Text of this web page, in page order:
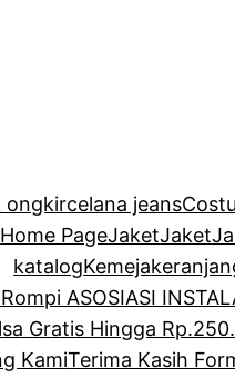
ongkircelana jeans
Home PageJaketJaket
katalogKemeja
ASOSIASI
Gratis Hingga
KamiTerima Kasih